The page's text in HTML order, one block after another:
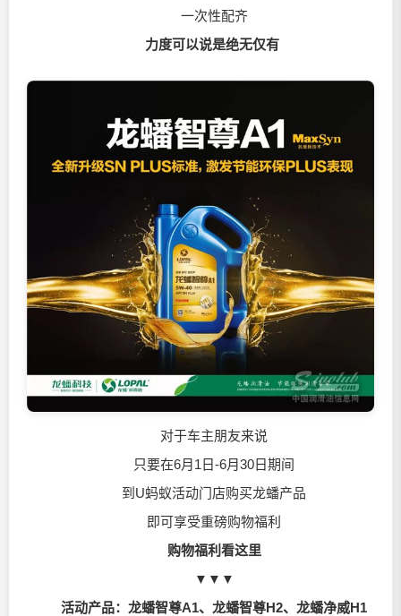
一次性配齐
力度可以说是绝无仅有
对于车主朋友来说
只要在6月1日-6月30日期间
到U蚂蚁活动门店购买龙蟠产品
即可享受重磅购物福利
购物福利看这里
▼▼▼
活动产品：龙蟠智尊A1、龙蟠智尊H2、龙蟠净威H1